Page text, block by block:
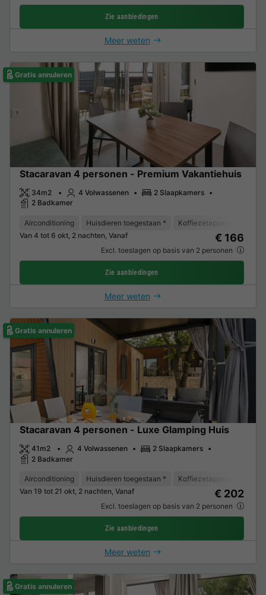
Zie aanbiedingen
Meer weten
Gratis annuleren
Stacaravan 4 personen - Premium Vakantiehuis
34m2 4 Volwassenen
2 Slaapkamers
2 Badkamer
Airconditioning Huisdieren toegestaan * Koffiezetapparaat
Van 4 tot 6 okt, 2 nachten, Vanaf
€ 166
Excl. toeslagen op basis van 2 personen
Zie aanbiedingen
Meer weten
Gratis annuleren
Stacaravan 4 personen - Luxe Glamping Huis
41m2 4 Volwassenen
2 Slaapkamers
2 Badkamer
Airconditioning Huisdieren toegestaan * Koffiezetapparaat
Van 19 tot 21 okt, 2 nachten, Vanaf
€ 202
Excl. toeslagen op basis van 2 personen
Zie aanbiedingen
Meer weten
Gratis annuleren